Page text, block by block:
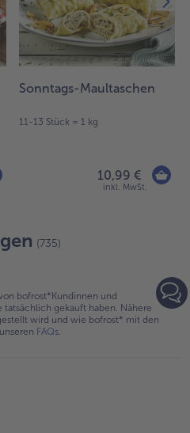
Sonntags-Maultaschen
11-13 Stück = 1 kg
10,99 €
inkl. MwSt.
(735)
bofrost*Kundinnen und
tatsächlich gekauft haben. Nähere
wird und wie bofrost* mit den
FAQs.